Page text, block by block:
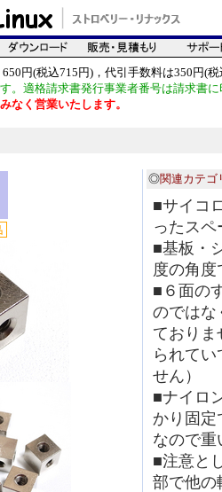
円(税込715円)，代引手数料は350円(税
。適格請求書発行事業者番号は請求書
なく営業いたします。
◎関連カテゴ
■サイコ
ったスペ
■基板・
度の角
■６面の
のではな
ており
られて
せん）
■ナイロ
かり固定
なので重
■注意と
部で他の